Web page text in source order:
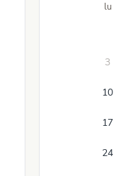
lu
3
10
17
24